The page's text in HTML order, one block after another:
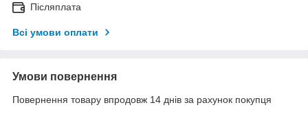
Післяплата
Всі умови оплати
Умови повернення
Повернення товару впродовж 14 днів за рахунок покупця